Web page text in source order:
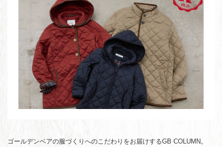
ゴールデンベアの服づくりへのこだわりをお届けするGB COLUMN。